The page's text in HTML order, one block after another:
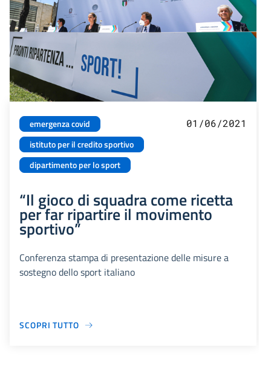
emergenza covid
istituto per il credito sportivo
dipartimento per lo sport
01/06/2021
“Il gioco di squadra come ricetta
per far ripartire il movimento
sportivo”
Conferenza stampa di presentazione delle misure a
sostegno dello sport italiano
SCOPRI TUTTO